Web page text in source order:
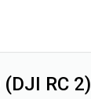
RC 2)